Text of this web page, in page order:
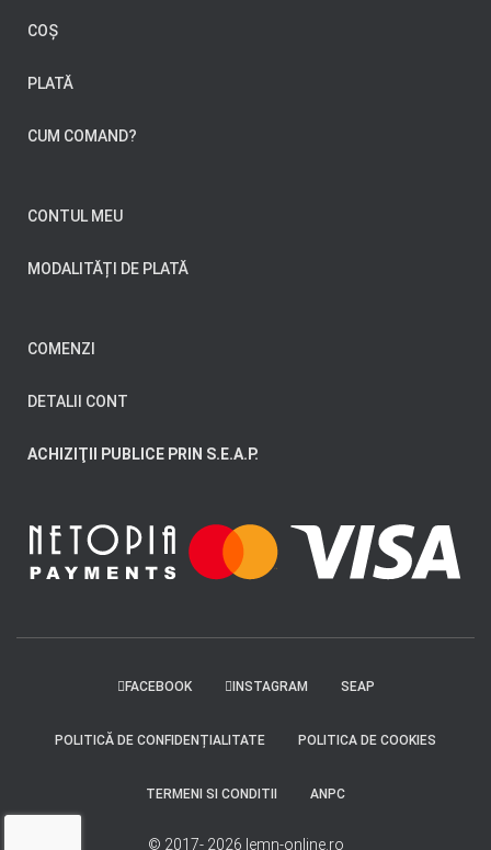
COȘ
PLATĂ
CUM COMAND?
CONTUL MEU
MODALITĂȚI DE PLATĂ
COMENZI
DETALII CONT
ACHIZIŢII PUBLICE PRIN S.E.A.P.
FACEBOOK INSTAGRAM SEAP
POLITICĂ DE CONFIDENȚIALITATE POLITICA DE COOKIES
TERMENI SI CONDITII ANPC
© 2017- 2026 lemn-online.ro